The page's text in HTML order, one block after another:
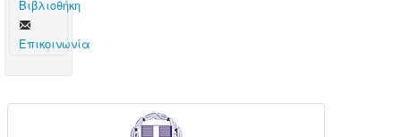
Βιβλιοθήκη
Επικοινωνία